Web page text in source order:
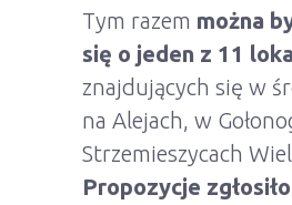
Tym razem można
się o jeden z 11
znajdujących się w
na Alejach, w
Strzemieszycach
Propozycje